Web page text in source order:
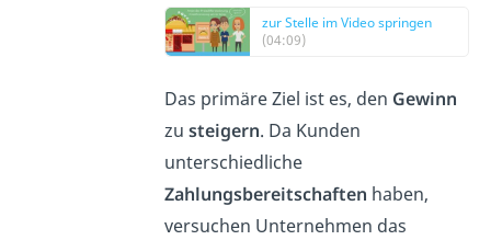
zur Stelle im Video springen
(04:09)
Das primäre Ziel ist es, den Gewinn
zu steigern. Da Kunden
unterschiedliche
Zahlungsbereitschaften haben,
versuchen Unternehmen das